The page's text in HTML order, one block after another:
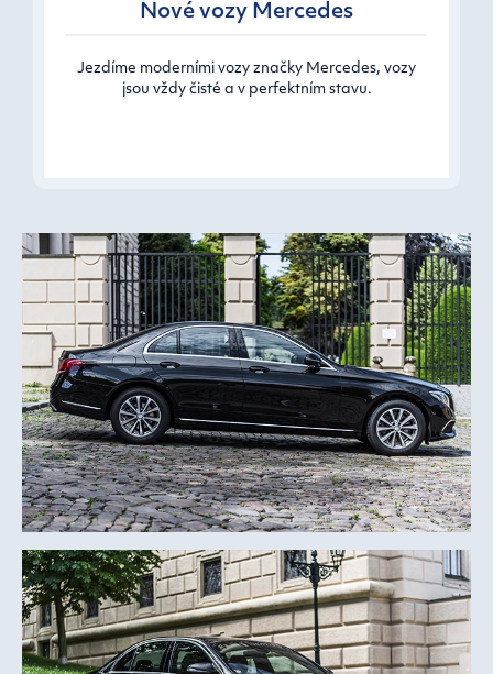
Nové vozy Mercedes
Jezdíme moderními vozy značky Mercedes, vozy
jsou vždy čisté a v perfektním stavu.